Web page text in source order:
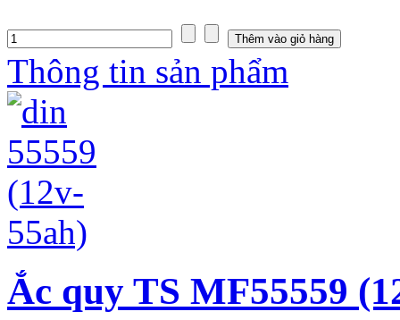
Thông tin sản phẩm
Ắc quy TS MF55559